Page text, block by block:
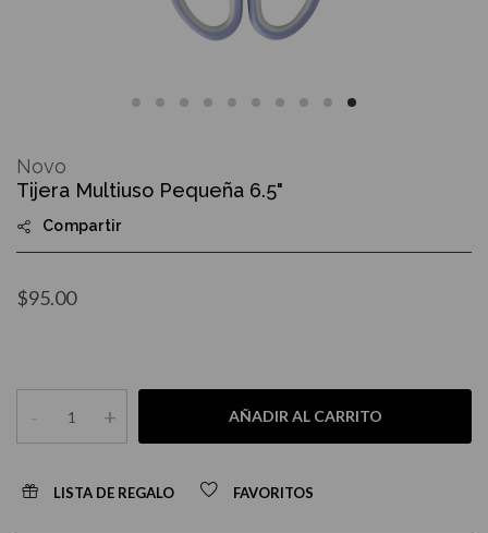
the
beginning
the
images
Tijera Multiuso Pequeña 6.5"
Compartir
$95.00
- + AÑADIR AL CARRITO
LISTA DE REGALO FAVORITOS
Novo